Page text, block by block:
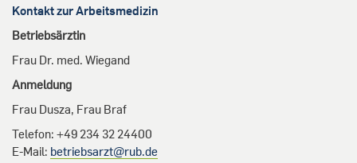
Kontakt zur Arbeitsmedizin
Betriebsärztin
Frau Dr. med. Wiegand
Anmeldung
Frau Dusza, Frau Braf
Telefon: +49 234 32 24400
E-Mail: betriebsarzt@rub.de